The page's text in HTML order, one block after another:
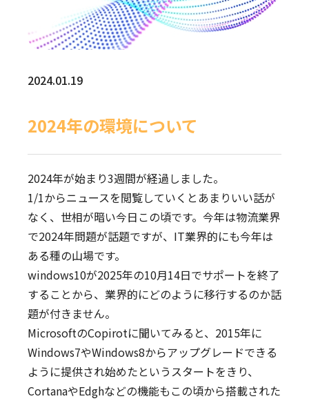
2024.01.19
2024年の環境について
2024年が始まり3週間が経過しました。
1/1からニュースを閲覧していくとあまりいい話が
なく、世相が暗い今日この頃です。今年は物流業界
で2024年問題が話題ですが、IT業界的にも今年は
ある種の山場です。
windows10が2025年の10月14日でサポートを終了
することから、業界的にどのように移行するのか話
題が付きません。
MicrosoftのCopirotに聞いてみると、2015年に
Windows7やWindows8からアップグレードできる
ように提供され始めたというスタートをきり、
CortanaやEdghなどの機能もこの頃から搭載された